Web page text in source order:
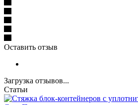
Оставить отзыв
Загрузка отзывов...
Статьи